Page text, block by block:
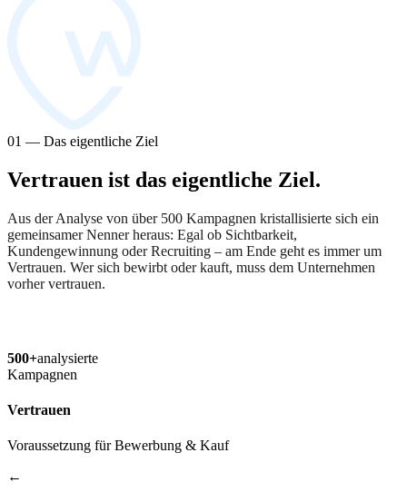
01 — Das eigentliche Ziel
Vertrauen ist das eigentliche Ziel.
Aus der Analyse von über 500 Kampagnen kristallisierte sich ein
gemeinsamer Nenner heraus: Egal ob Sichtbarkeit,
Kundengewinnung oder Recruiting – am Ende geht es immer um
Vertrauen. Wer sich bewirbt oder kauft, muss dem Unternehmen
vorher vertrauen.
500+analysierte
Kampagnen
Vertrauen
Voraussetzung für Bewerbung & Kauf
←